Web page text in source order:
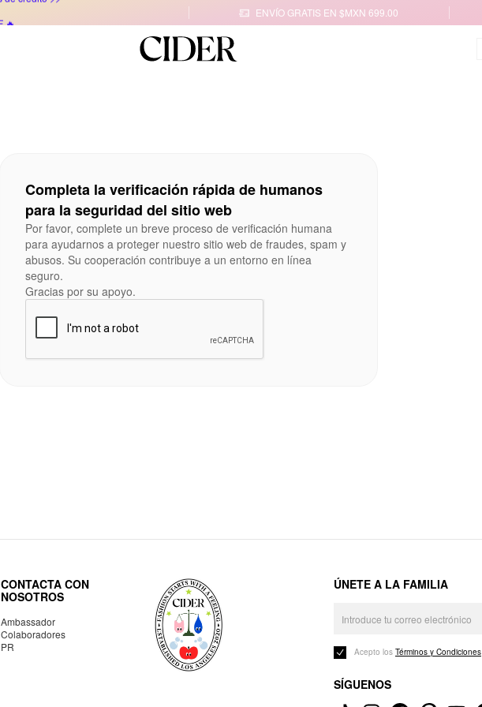
ENVÍO GRATIS EN $MXN 699.00
Completa la verificación rápida de humanos
para la seguridad del sitio web
Por favor, complete un breve proceso de verificación humana
para ayudarnos a proteger nuestro sitio web de fraudes, spam y
abusos. Su cooperación contribuye a un entorno en línea
seguro.
Gracias por su apoyo.
CONTACTA CON
NOSOTROS
Ambassador
Colaboradores
PR
ÚNETE A LA FAMILIA
Acepto los Términos y Condiciones
SÍGUENOS